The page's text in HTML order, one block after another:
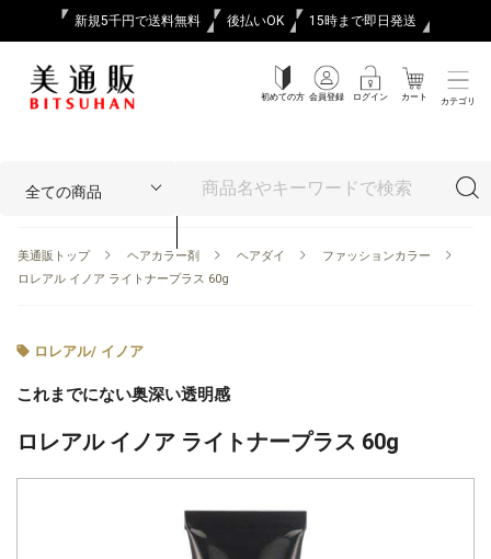
新規5千円で送料無料 後払いOK 15時まで即日発送
初めての方 会員登録 ログイン カート カテゴリ
美通販トップ ヘアカラー剤 ヘアダイ
ファッションカラー
ロレアル イノア ライトナープラス 60g
ロレアル/ イノア
これまでにない奥深い透明感
ロレアル イノア ライトナープラス 60g